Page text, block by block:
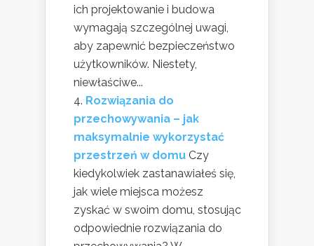
ich projektowanie i budowa
wymagają szczególnej uwagi,
aby zapewnić bezpieczeństwo
użytkowników. Niestety,
niewłaściwe...
Rozwiązania do
przechowywania – jak
maksymalnie wykorzystać
przestrzeń w domu Czy
kiedykolwiek zastanawiałeś się,
jak wiele miejsca możesz
zyskać w swoim domu, stosując
odpowiednie rozwiązania do